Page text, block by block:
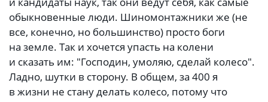
обыкновенные люди. Шиномонтажники же (не
все, конечно, но большинство) просто боги
на земле. Так и хочется упасть на колени
и сказать им: "Господин, умоляю, сделай колесо".
Ладно, шутки в сторону. В общем, за 400 я
в жизни не стану делать колесо, потому что